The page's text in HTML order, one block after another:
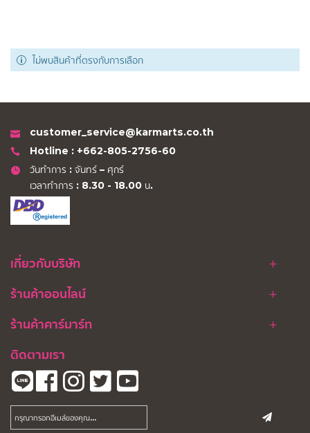
ไม่พบสินค้าที่ตรงกับการเลือก
customer_service@karmarts.co.th
Hotline : +662-805-2756-60
วันทำการ : จันทร์ – ศุกร์
เวลาทำการ : 8.30 - 18.00 น.
เกี่ยวกับบริษัท
ร้านค้าออนไลน์
ร้านค้าคาร์มาร์ท
ติดตามเรา